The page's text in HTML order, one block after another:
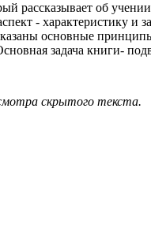
рассказывает об
- характеристику
основные
задача книги-
скрытого текста.